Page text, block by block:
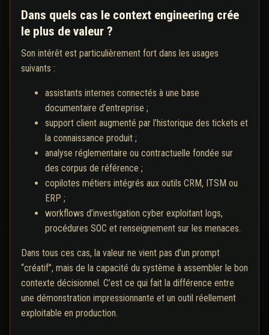
Dans quels cas le context engineering crée
le plus de valeur ?
Son intérêt est particulièrement fort dans les usages
suivants :
assistants internes connectés à une base
documentaire d’entreprise ;
support client augmenté par l’historique des tickets et
la connaissance produit ;
analyse réglementaire ou contractuelle fondée sur
des corpus de référence ;
copilotes métiers intégrés aux outils CRM, ITSM ou
ERP ;
workflows d’investigation cyber exploitant logs,
procédures SOC et renseignement sur les menaces.
Dans tous ces cas, la valeur ne vient pas d’un prompt
“créatif”, mais de la capacité du système à assembler le bon
contexte décisionnel. C’est ce qui fait la différence entre
une démonstration impressionnante et un outil réellement
exploitable en production.